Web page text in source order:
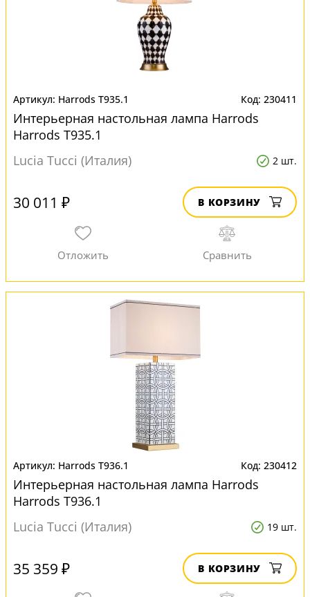
Harrods T935.1 230411
Интерьерная настольная лампа Harrods
Harrods T935.1
Lucia Tucci (Италия)
2 шт.
30 011 ₽ В КОРЗИНУ
Harrods T936.1 230412
Интерьерная настольная лампа Harrods
Harrods T936.1
Lucia Tucci (Италия)
19 шт.
35 359 ₽ В КОРЗИНУ